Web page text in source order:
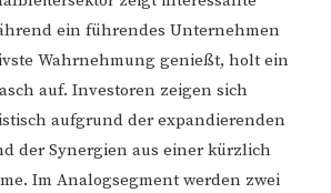
ein führendes Unternehmen
Wahrnehmung genießt, holt ein
auf. Investoren zeigen sich
aufgrund der expandierenden
der Synergien aus einer kürzlich
Im Analogsegment werden zwei